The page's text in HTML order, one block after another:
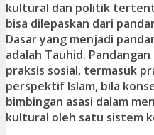
kultural dan politik
bisa dilepaskan dari
Dasar yang menjadi
adalah Tauhid.
praksis sosial, termasuk
perspektif Islam, bila
bimbingan asasi dalam
kultural oleh satu sistem